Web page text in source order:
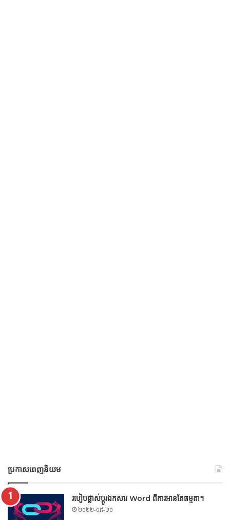
ប្រកាសពេញនិយម
របៀបផ្លាស់ប្តូរឯកសារ Word ពីការអានតែធម្មតា។
២០២២-០៨-២០